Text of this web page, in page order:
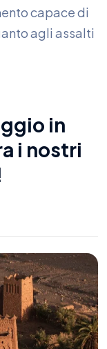
capace di
agli assalti
in
i nostri